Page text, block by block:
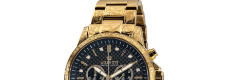
hviezdičiek.